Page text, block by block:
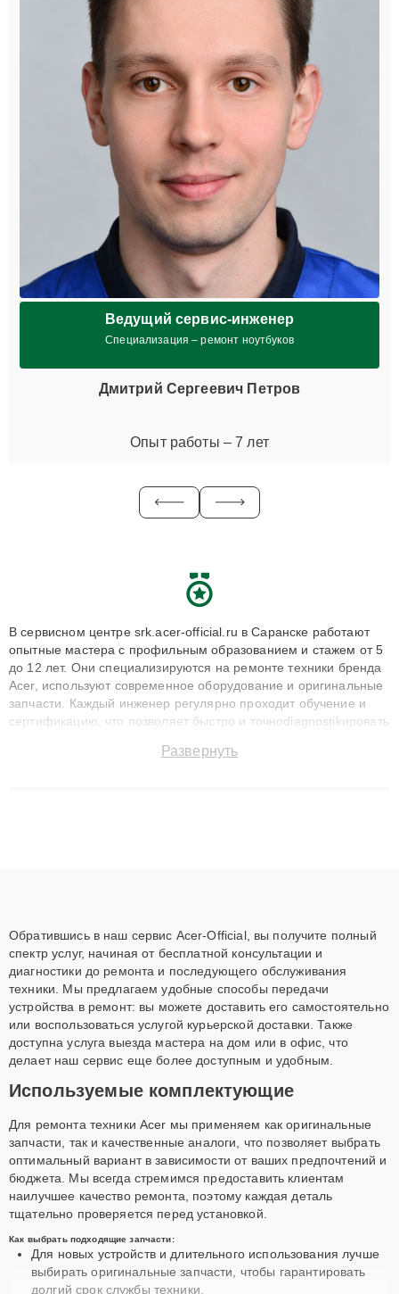
Ведущий сервис-инженер
Специализация – ремонт ноутбуков
Дмитрий Сергеевич Петров
Опыт работы – 7 лет
В сервисном центре srk.acer-official.ru в Саранске работают
опытные мастера с профильным образованием и стажем от 5
до 12 лет. Они специализируются на ремонте техники бренда
Acer, используют современное оборудование и оригинальные
запчасти. Каждый инженер регулярно проходит обучение и
сертификацию, что позволяет быстро и точноdiagnostikировать
до 3 лет. Наши мастера решают сложные случаи: от замены
Развернуть
Обратившись в наш сервис Acer-Official, вы получите полный
спектр услуг, начиная от бесплатной консультации и
диагностики до ремонта и последующего обслуживания
техники. Мы предлагаем удобные способы передачи
устройства в ремонт: вы можете доставить его самостоятельно
или воспользоваться услугой курьерской доставки. Также
доступна услуга выезда мастера на дом или в офис, что
делает наш сервис еще более доступным и удобным.
Используемые комплектующие
Для ремонта техники Acer мы применяем как оригинальные
запчасти, так и качественные аналоги, что позволяет выбрать
оптимальный вариант в зависимости от ваших предпочтений и
бюджета. Мы всегда стремимся предоставить клиентам
наилучшее качество ремонта, поэтому каждая деталь
тщательно проверяется перед установкой.
Как выбрать подходящие запчасти:
Для новых устройств и длительного использования лучше
выбирать оригинальные запчасти, чтобы гарантировать
долгий срок службы техники.